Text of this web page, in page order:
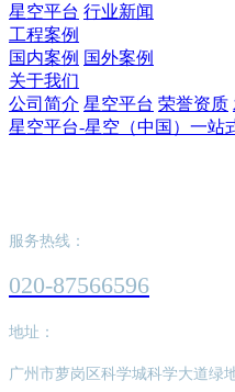
星空平台 行业新闻
工程案例
国内案例 国外案例
关于我们
公司简介 星空平台 荣誉资质
星空平台-星空（中国）一站
服务热线：
020-87566596
地址：
广州市萝岗区科学城科学大道绿